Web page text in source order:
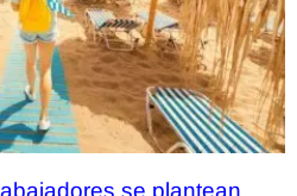
se plantean